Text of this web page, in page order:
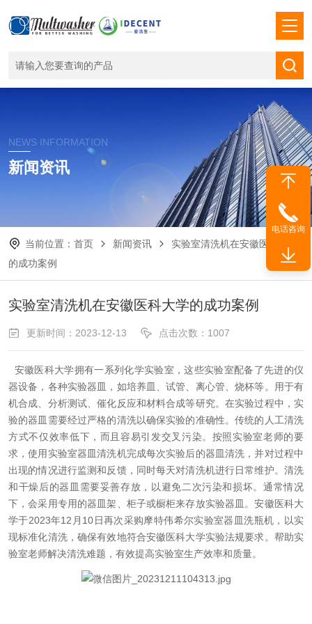
NEWS INFORMATION
新闻资讯
当前位置： 首页 新闻资讯
实验室清洗机在安徽医科大学
的成功案例
实验室清洗机在安徽医科大学的成功案例
更新时间：2023-12-13 点击次数：1007
安徽医科大学拥有一系列化学实验室，这些实验室配备了先进的仪
器设备，各种实验器皿，如培养皿、试管、离心管、烧杯等。用于有
机合成、分析测试、催化反应和材料合成等研究。在实验过程中，实
验的器皿需要经过严格的清洗以确保实验的准确性。传统的人工清洗
方式不仅效率低下，而且容易引发交叉污染。按照实验室老师的要
求，使用实验室器皿清洗机完成每次实验后的器皿清洗，并对过程中
出现的情况进行监测和反馈，同时每天对清洗机进行日常维护。清洗
和干燥后的器皿需要妥善存放，以避免二次污染和损坏。通常情况
下，会采用专用的器皿架、柜子或橱柜来存放实验器皿。安徽医科大
学于2023年12月 10日再次采购摩特伟希尔实验室器皿洗瓶机 ， 以实
现标准化清洗，确保有效地符合安徽医科大学实验法规要求。 帮助实
验室老师解决清洗难题，有效提高实验室生产效率和质量。
电话咨询